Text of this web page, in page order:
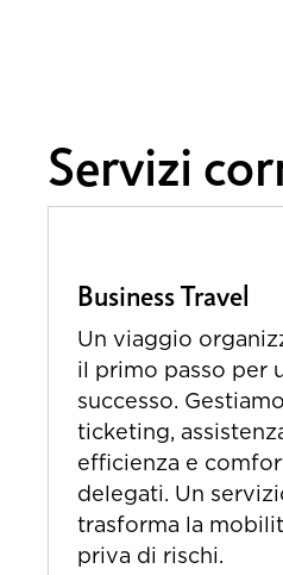
Servizi
Business Travel​
Un viaggio
il primo passo per
successo.
ticketing,
efficienza e
delegati. Un
trasforma la
priva di rischi.